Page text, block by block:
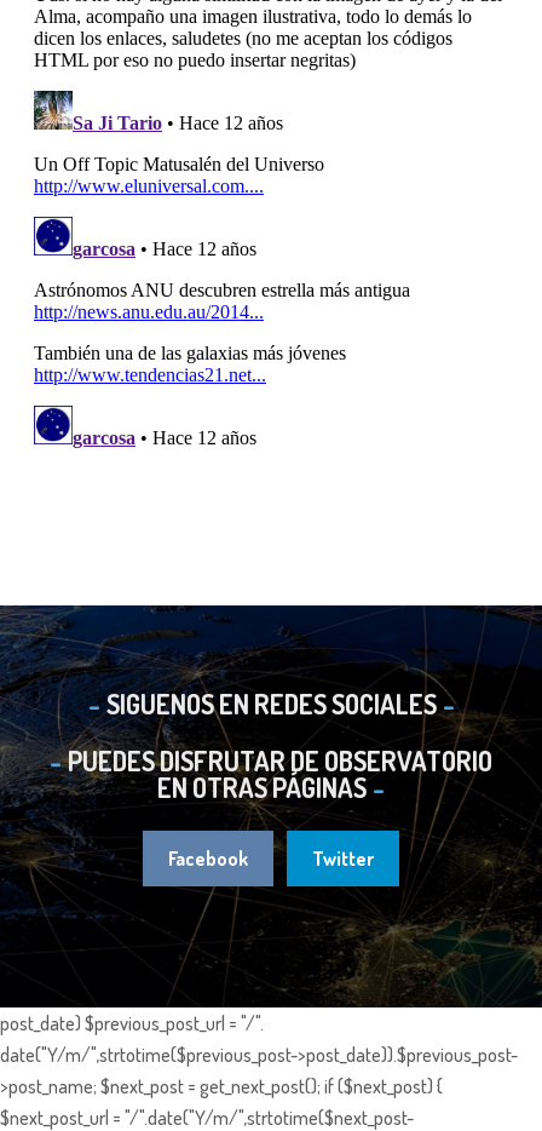
SIGUENOS EN REDES SOCIALES
PUEDES DISFRUTAR DE OBSERVATORIO
EN OTRAS PÁGINAS
Facebook Twitter
post_date) $previous_post_url = "/".
date("Y/m/",strtotime($previous_post->post_date)).$previous_post-
>post_name; $next_post = get_next_post(); if ($next_post) {
$next_post_url = "/".date("Y/m/",strtotime($next_post-